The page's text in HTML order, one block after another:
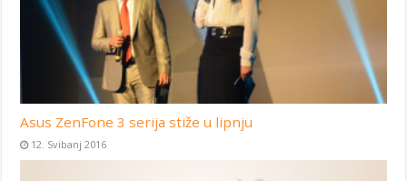
Asus ZenFone 3 serija stiže u lipnju
12. Svibanj 2016